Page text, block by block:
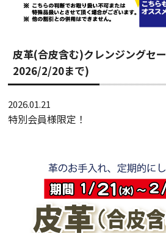
皮革(合皮含む)クレンジングセ
2026/2/20まで)
2026.01.21
特別会員様限定！